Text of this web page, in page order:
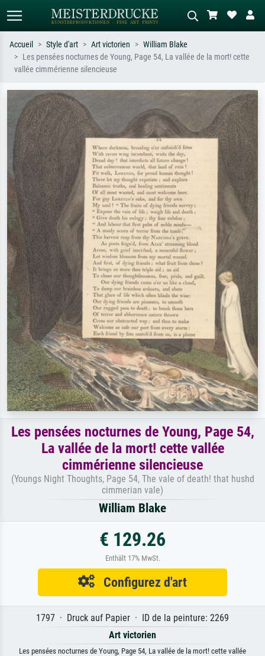
Recherche standard
ex. Monet, Nuit étoilée,
impressionnisme, vague de Hokusai,
nu.
abstrait avec beaucoup de rouge,
tableau sombre, nu debout près d'un
Accueil Style d'art Art victorien
William Blake
Les pensées nocturnes de Young, Page 54, La vallée de la mort! cette
vallée cimmérienne silencieuse
Les pensées nocturnes de Young, Page 54,
La vallée de la mort! cette vallée
cimmérienne silencieuse
(Youngs Night Thoughts, Page 54, The vale of death! that hushd
cimmerian vale)
William Blake
€ 129.26
Enthält 17% MwSt.
Configurez d'art
1797 · Druck auf Papier · ID de la peinture: 2269
Art victorien
Les pensées nocturnes de Young, Page 54, La vallée de la mort! cette vallée